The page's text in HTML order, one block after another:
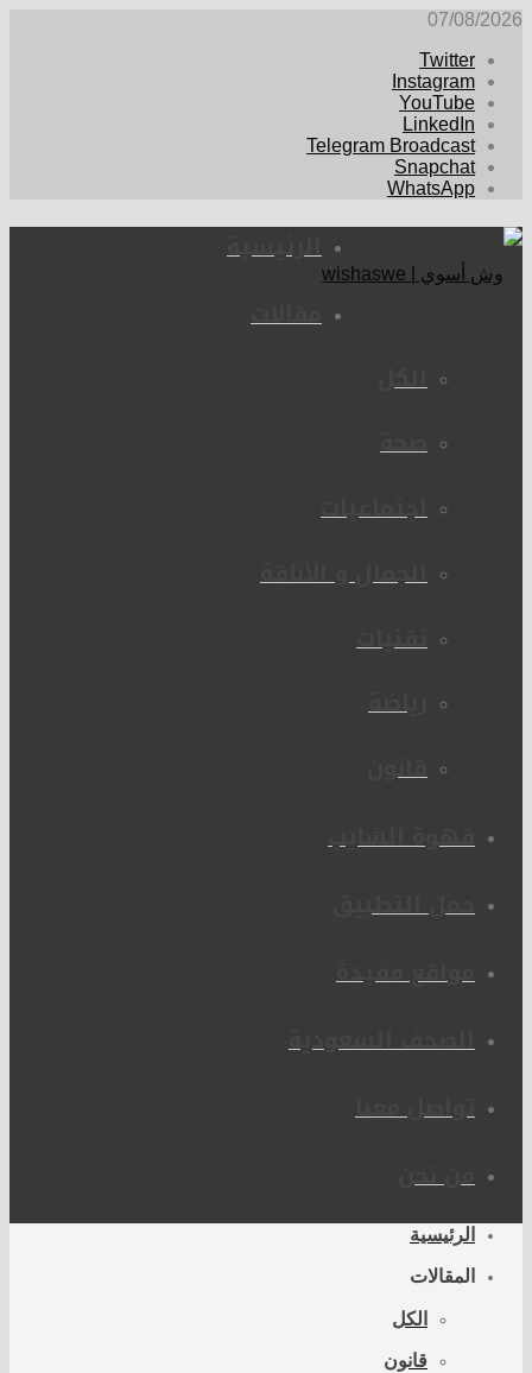
07/08/2026
Twitter
Instagram
YouTube
LinkedIn
Telegram Broadcast
Snapchat
WhatsApp
الرئيسية
مقالات
الكل
صحة
اجتماعيات
الجمال و الأناقة
تقنيات
رياضة
قانون
قهوة الشايب
حمل التطبيق
مواقع مفيدة
الصحف السعودية
تواصل معنا
من نحن
الرئيسية
المقالات
الكل
قانون